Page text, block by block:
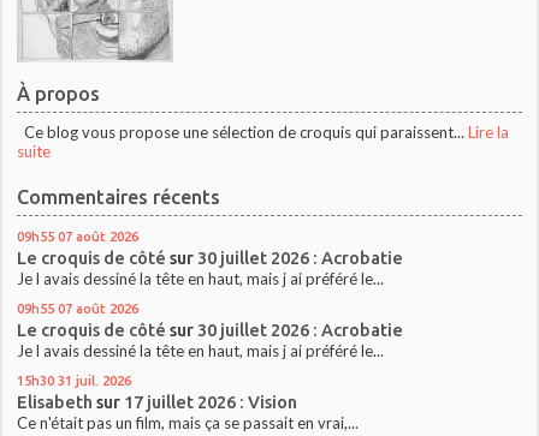
À propos
Ce blog vous propose une sélection de croquis qui paraissent... Lire la
suite
Commentaires récents
09h55 07 août 2026
Le croquis de côté sur 30 juillet 2026 : Acrobatie
Je l avais dessiné la tête en haut, mais j ai préféré le...
09h55 07 août 2026
Le croquis de côté sur 30 juillet 2026 : Acrobatie
Je l avais dessiné la tête en haut, mais j ai préféré le...
15h30 31 juil. 2026
Elisabeth sur 17 juillet 2026 : Vision
Ce n'était pas un film, mais ça se passait en vrai,...